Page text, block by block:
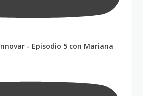
- Episodio 5 con Mariana